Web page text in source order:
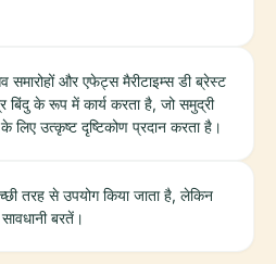
समारोहों और एफेट्स मैरीटाइम्स डी ब्रेस्ट
बिंदु के रूप में कार्य करता है, जो समुद्री
लिए उत्कृष्ट दृष्टिकोण प्रदान करता है।
तरह से उपयोग किया जाता है, लेकिन
बरतें।